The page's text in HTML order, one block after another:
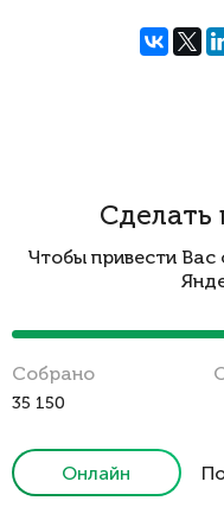
Сделать
Чтобы привести
Cобрано
35 150
Онлайн